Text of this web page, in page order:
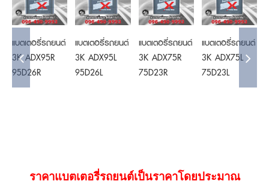
แบตเตอรี่รถยนต์
3K ADX95R
95D26R
Details
แบตเตอรี่รถยนต์
3K ADX95L
95D26L
Details
แบตเตอรี่รถยนต์
3K ADX75R
75D23R
Details
แบตเตอรี่รถยนต์
3K ADX75L
75D23L
Details
ราคาแบตเตอรี่รถยนต์เป็นราคาโดยประมาณ